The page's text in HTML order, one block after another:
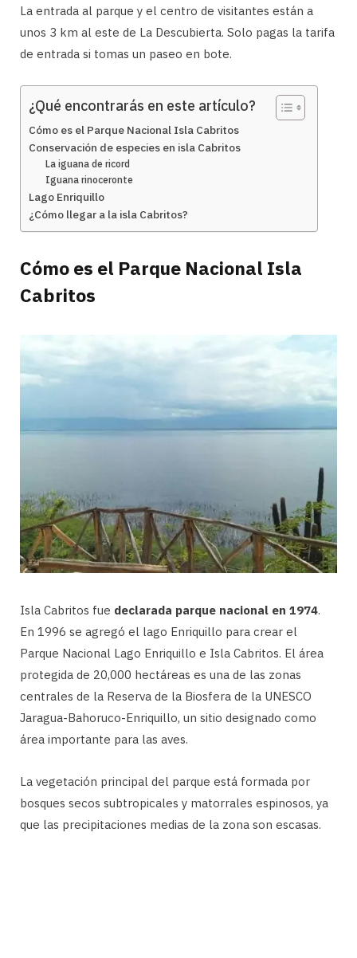
La entrada al parque y el centro de visitantes están a
unos 3 km al este de La Descubierta. Solo pagas la tarifa
de entrada si tomas un paseo en bote.
¿Qué encontrarás en este artículo?
Cómo es el Parque Nacional Isla Cabritos
Conservación de especies en isla Cabritos
La iguana de ricord
Iguana rinoceronte
Lago Enriquillo
¿Cómo llegar a la isla Cabritos?
Cómo es el Parque Nacional Isla
Cabritos
Isla Cabritos fue declarada parque nacional en 1974.
En 1996 se agregó el lago Enriquillo para crear el
Parque Nacional Lago Enriquillo e Isla Cabritos. El área
protegida de 20,000 hectáreas es una de las zonas
centrales de la Reserva de la Biosfera de la UNESCO
Jaragua-Bahoruco-Enriquillo, un sitio designado como
área importante para las aves.
La vegetación principal del parque está formada por
bosques secos subtropicales y matorrales espinosos, ya
que las precipitaciones medias de la zona son escasas.